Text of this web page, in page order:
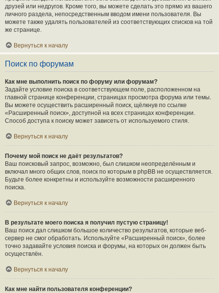
друзей или недругов. Кроме того, вы можете сделать это прямо из вашего
личного раздела, непосредственным вводом имени пользователя. Вы
можете также удалять пользователей из соответствующих списков на той
же странице.
Вернуться к началу
Поиск по форумам
Как мне выполнить поиск по форуму или форумам?
Задайте условие поиска в соответствующем поле, расположенном на
главной странице конференции, страницах просмотра форума или темы.
Вы можете осуществить расширенный поиск, щёлкнув по ссылке
«Расширенный поиск», доступной на всех страницах конференции.
Способ доступа к поиску может зависеть от используемого стиля.
Вернуться к началу
Почему мой поиск не даёт результатов?
Ваш поисковый запрос, возможно, был слишком неопределённым и
включал много общих слов, поиск по которым в phpBB не осуществляется.
Будьте более конкретны и используйте возможности расширенного
поиска.
Вернуться к началу
В результате моего поиска я получил пустую страницу!
Ваш поиск дал слишком большое количество результатов, которые веб-
сервер не смог обработать. Используйте «Расширенный поиск», более
точно задавайте условия поиска и форумы, на которых он должен быть
осуществлён.
Вернуться к началу
Как мне найти пользователя конференции?